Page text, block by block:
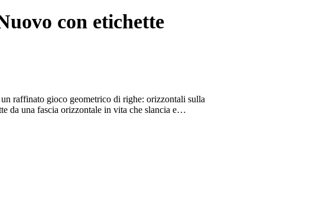
con etichette
raffinato gioco geometrico di righe: orizzontali sulla
da una fascia orizzontale in vita che slancia e
bianco, nero e rosso vibrante. Il design presenta
se abbinato a un tacco importante.